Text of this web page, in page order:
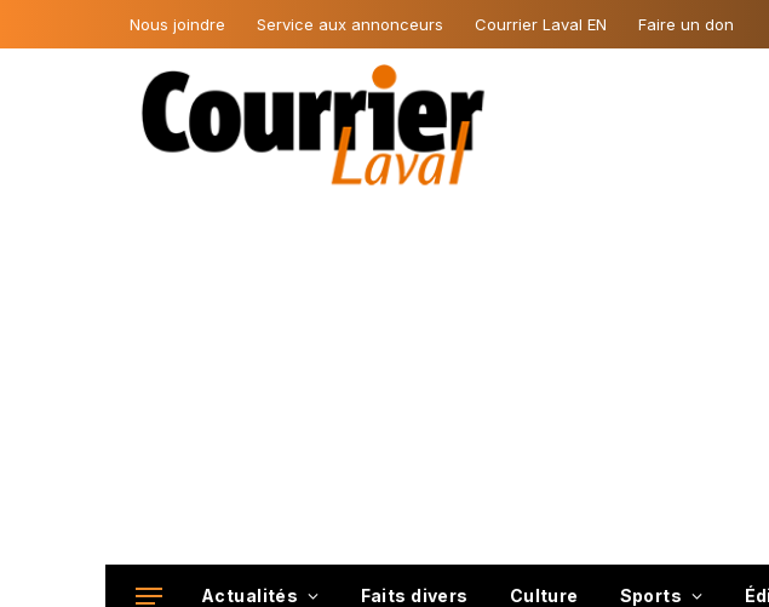
Nous joindre Service aux annonceurs Courrier Laval EN Faire un don
Actualités Faits divers Culture Sports